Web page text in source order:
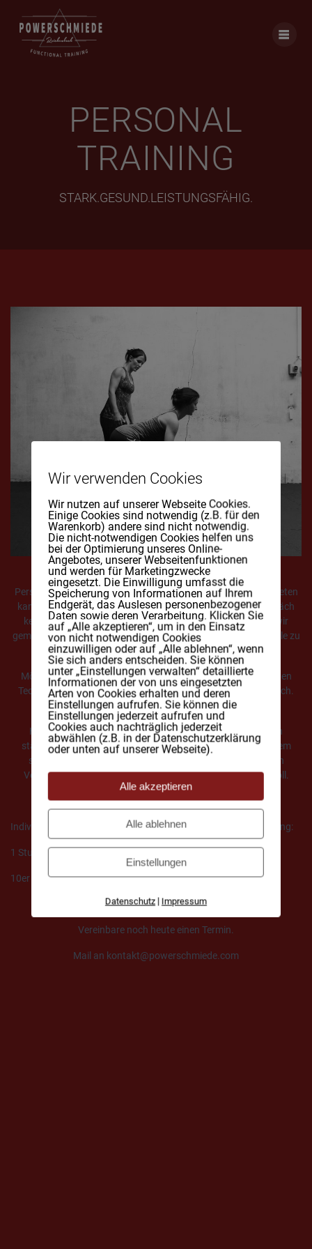
PERSONAL
TRAINING
STARK.GESUND.LEISTUNGSFÄHIG.
Personal Training, das individuellste Training welches ich dir bieten
kann. Wir lernen uns in einem kostenlosen Kennen-lern-Gespräch
kennen und schauen ob die Chemie stimmt. Dann arbeiten wir
gemeinsam an deinen Schwächen und Baustellen um deine Ziele zu
erreichen.
Möchtest du nur eine bestimmte Übung erlernen oder mal einen
Technik-Check? Auch das ist in einem Personal Training möglich.
Besser geht immer
Hast du Bewegungseinschränkungen oder Probleme durch
ständige Fehlhaltungen im Job? Auch das kann man mit einem
sinnvollen Plan verbessern. Ebenso der Wiedereinstieg nach
Verletzungen ist in einem Personal Training durchaus sinnvoll.
Individuell auf Deine Bedürfnisse und Ziele abgestimmtes Training:
1 Stunde individuelle Zeit nur für dich 89,- € inkl. USt
10er Karte 750,- € inkl. USt
Vereinbare noch heute einen Termin.
Mail an kontakt@powerschmiede.com
Wir verwenden Cookies
Wir nutzen auf unserer Webseite Cookies.
Einige Cookies sind notwendig (z.B. für den
Warenkorb) andere sind nicht notwendig.
Die nicht-notwendigen Cookies helfen uns
bei der Optimierung unseres Online-
Angebotes, unserer Webseitenfunktionen
und werden für Marketingzwecke
eingesetzt. Die Einwilligung umfasst die
Speicherung von Informationen auf Ihrem
Endgerät, das Auslesen personenbezogener
Daten sowie deren Verarbeitung. Klicken Sie
auf „Alle akzeptieren“, um in den Einsatz
von nicht notwendigen Cookies
einzuwilligen oder auf „Alle ablehnen“, wenn
Sie sich anders entscheiden. Sie können
unter „Einstellungen verwalten“ detaillierte
Informationen der von uns eingesetzten
Arten von Cookies erhalten und deren
Einstellungen aufrufen. Sie können die
Einstellungen jederzeit aufrufen und
Cookies auch nachträglich jederzeit
abwählen (z.B. in der Datenschutzerklärung
oder unten auf unserer Webseite).
Alle akzeptieren
Alle ablehnen
Einstellungen
Datenschutz| Impressum